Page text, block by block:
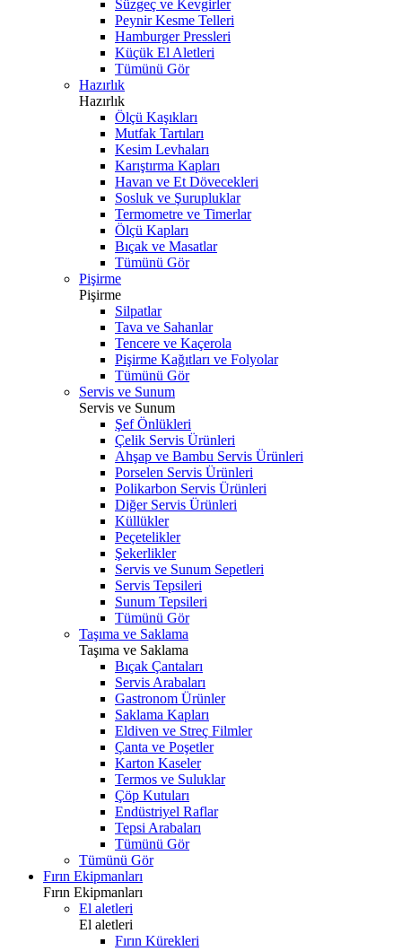
Süzgeç ve Kevgirler
Peynir Kesme Telleri
Hamburger Pressleri
Küçük El Aletleri
Tümünü Gör
Hazırlık
Hazırlık
Ölçü Kaşıkları
Mutfak Tartıları
Kesim Levhaları
Karıştırma Kapları
Havan ve Et Dövecekleri
Sosluk ve Şurupluklar
Termometre ve Timerlar
Ölçü Kapları
Bıçak ve Masatlar
Tümünü Gör
Pişirme
Pişirme
Silpatlar
Tava ve Sahanlar
Tencere ve Kaçerola
Pişirme Kağıtları ve Folyolar
Tümünü Gör
Servis ve Sunum
Servis ve Sunum
Şef Önlükleri
Çelik Servis Ürünleri
Ahşap ve Bambu Servis Ürünleri
Porselen Servis Ürünleri
Polikarbon Servis Ürünleri
Diğer Servis Ürünleri
Küllükler
Peçetelikler
Şekerlikler
Servis ve Sunum Sepetleri
Servis Tepsileri
Sunum Tepsileri
Tümünü Gör
Taşıma ve Saklama
Taşıma ve Saklama
Bıçak Çantaları
Servis Arabaları
Gastronom Ürünler
Saklama Kapları
Eldiven ve Streç Filmler
Çanta ve Poşetler
Karton Kaseler
Termos ve Suluklar
Çöp Kutuları
Endüstriyel Raflar
Tepsi Arabaları
Tümünü Gör
Tümünü Gör
Fırın Ekipmanları
Fırın Ekipmanları
El aletleri
El aletleri
Fırın Kürekleri